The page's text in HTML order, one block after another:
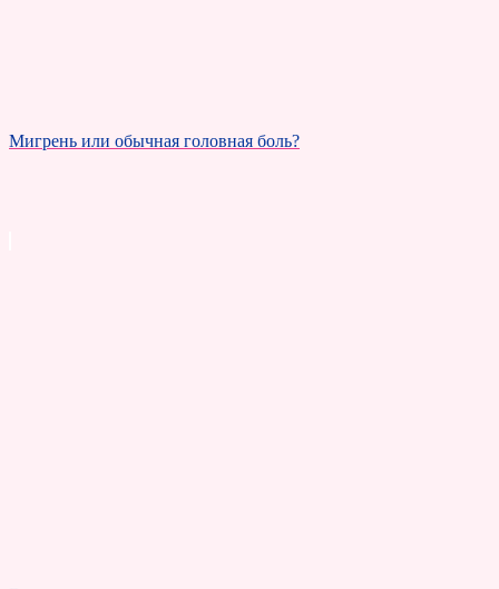
Мигрень или обычная головная боль?